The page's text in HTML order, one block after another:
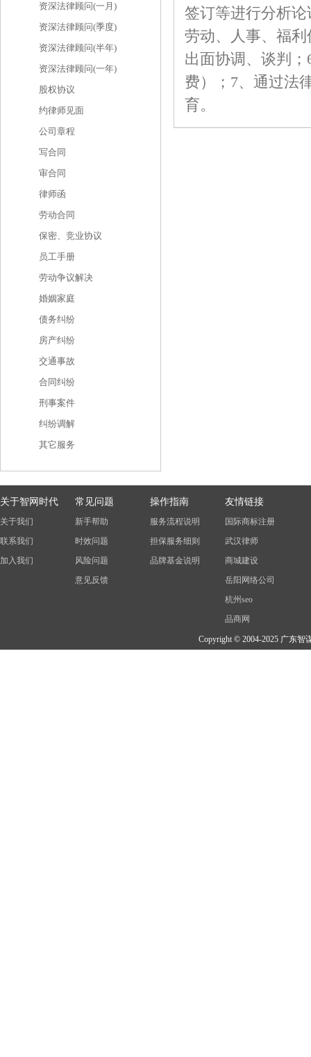
资深法律顾问(一月)
资深法律顾问(季度)
资深法律顾问(半年)
资深法律顾问(一年)
股权协议
约律师见面
公司章程
写合同
审合同
律师函
劳动合同
保密、竞业协议
员工手册
劳动争议解决
婚姻家庭
债务纠纷
房产纠纷
交通事故
合同纠纷
刑事案件
纠纷调解
其它服务
签订等进行分析
劳动、人事、福
出面协调、谈判
费）；7、通过法
育。
关于智网时代
关于我们
联系我们
加入我们
常见问题
新手帮助
时效问题
风险问题
意见反馈
操作指南
服务流程说明
担保服务细则
品牌基金说明
友情链接
国际商标注册
武汉律师
商城建设
岳阳网络公司
杭州seo
品商网
Copyright © 2004-2025 广东